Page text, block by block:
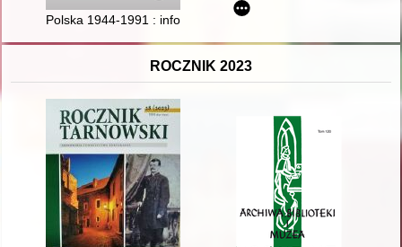
Polska 1944-1991 : informator historyczny : struktury i ludzie.
ROCZNIK 2023